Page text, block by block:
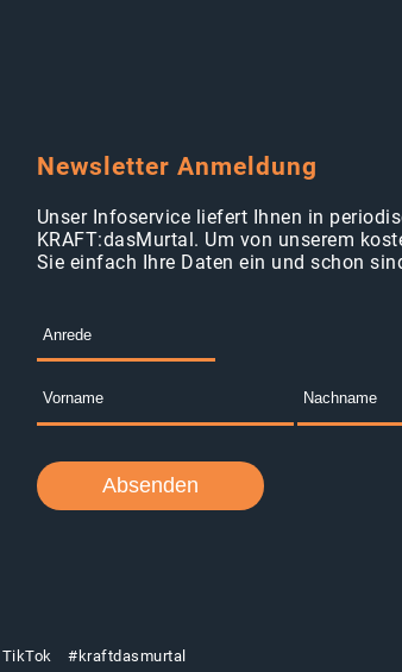
Newsletter Anmeldung
Unser Infoservice liefert Ihnen in
KRAFT:dasMurtal. Um von unserem
Sie einfach Ihre Daten ein und schon
#kraftdasmurtal